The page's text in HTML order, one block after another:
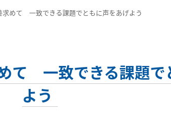
求めて 一致できる課題でともに声をあげよう
て 一致できる課題で
よう